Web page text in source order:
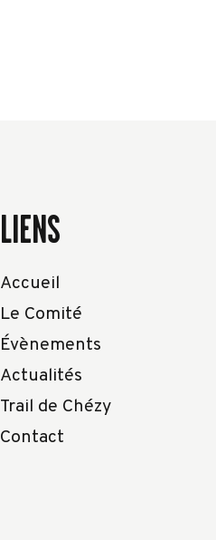
LIENS
Accueil
Le Comité
Évènements
Actualités
Trail de Chézy
Contact